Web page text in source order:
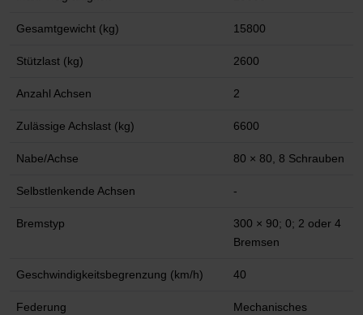
Gesamtgewicht (kg) 15800
Stützlast (kg) 2600
Anzahl Achsen 2
Zulässige Achslast (kg) 6600
Nabe/Achse 80 × 80, 8 Schrauben
Selbstlenkende Achsen -
Bremstyp
300 × 90; 0; 2 oder 4
Bremsen
Geschwindigkeitsbegrenzung (km/h) 40
Federung
Mechanisches